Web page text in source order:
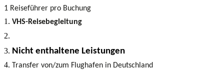
1 Reiseführer pro Buchung
VHS-Reisebegleitung
Nicht enthaltene Leistungen
Transfer von/zum Flughafen in Deutsch­land